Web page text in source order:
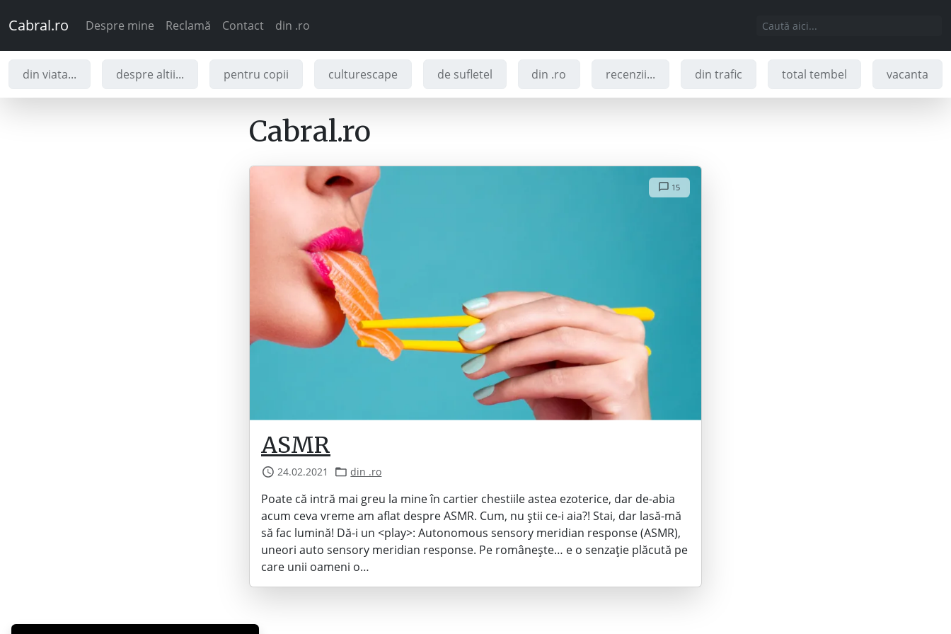
Cabral.ro Despre mine Reclamă Contact din .ro
din viata... despre altii... pentru copii culturescape de sufletel din .ro recenzii... din trafic total tembel vacanta
Cabral.ro
15
ASMR
24.02.2021 din .ro
Poate că intră mai greu la mine în cartier chestiile astea ezoterice, dar de-abia
acum ceva vreme am aflat despre ASMR. Cum, nu știi ce-i aia?! Stai, dar lasă-mă
să fac lumină! Dă-i un <play>: Autonomous sensory meridian response (ASMR),
uneori auto sensory meridian response. Pe românește… e o senzație plăcută pe
care unii oameni o…